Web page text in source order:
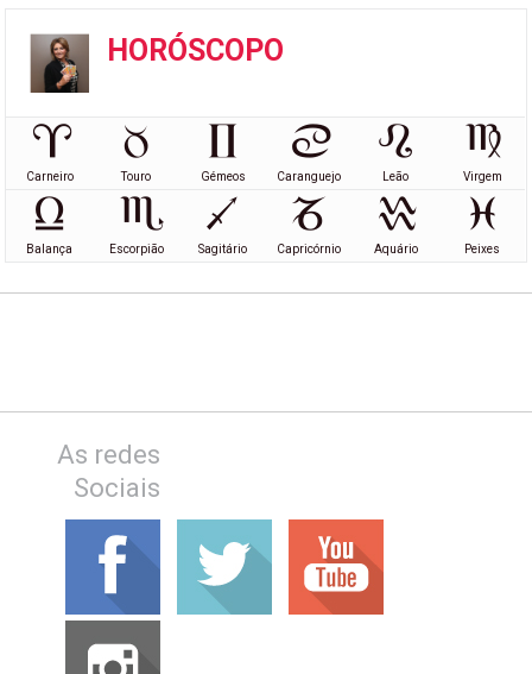
HORÓSCOPO
Carneiro Touro Gémeos Caranguejo Leão Virgem
Balança Escorpião Sagitário Capricórnio Aquário Peixes
As redes
Sociais